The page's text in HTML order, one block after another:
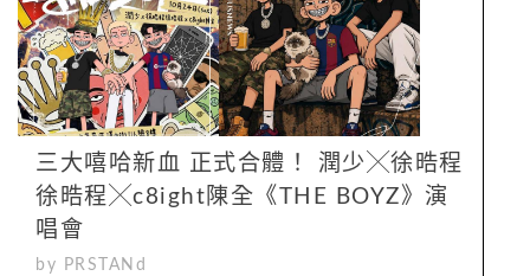
三大嘻哈新血 正式合體！ 潤少╳徐晧程
徐晧程╳c8ight陳全《THE BOYZ》演
唱會
by PRSTANd